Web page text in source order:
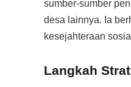
sumber-sumber
desa lainnya. Ia
kesejahteraan
Langkah